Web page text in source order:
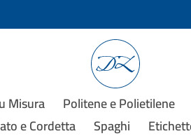
Misura Politene e Polietilene
e Cordetta
Spaghi